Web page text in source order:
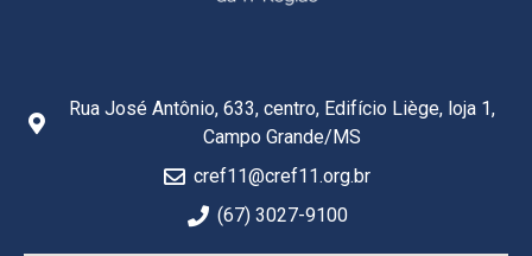
Rua José Antônio, 633, centro, Edifício Liège, loja 1,
Campo Grande/MS
cref11@cref11.org.br
(67) 3027-9100